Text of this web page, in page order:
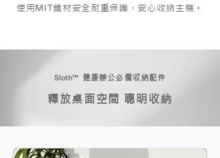
使用MIT鐵材安全耐重保護，安心收納主機。
Sloth™ 健康辦公必備收納配件
釋放桌面空間 聰明收納